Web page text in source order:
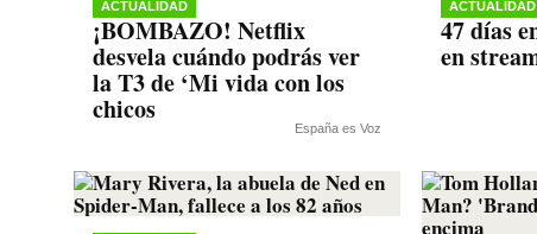
ACTUALIDAD
¡BOMBAZO! Netflix
desvela cuándo podrás ver
la T3 de ‘Mi vida con los
chicos
España es Voz
ACTUALIDAD
47 días
en